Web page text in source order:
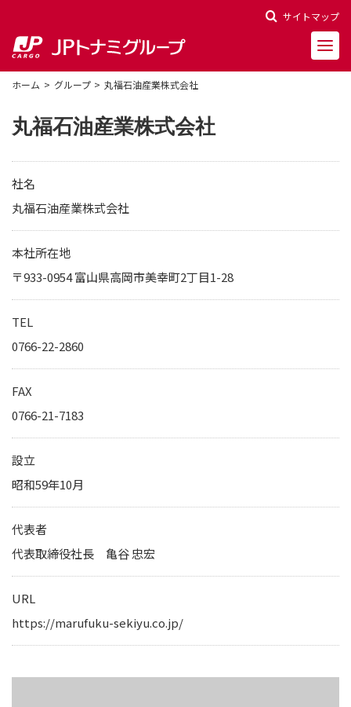
サイトマップ
会社概要
決算報告
財務ハイライト
電子公告
関連会社
ホーム グループ 丸福石油産業株式会社
丸福石油産業株式会社
社名
丸福石油産業株式会社
本社所在地
〒933-0954 富山県高岡市美幸町2丁目1-28
TEL
0766-22-2860
FAX
0766-21-7183
設立
昭和59年10月
代表者
代表取締役社長 亀谷 忠宏
URL
https://marufuku-sekiyu.co.jp/